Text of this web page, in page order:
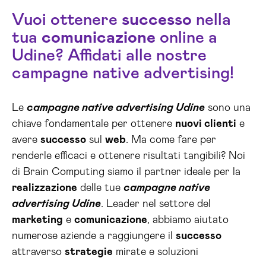
Vuoi ottenere successo nella
tua comunicazione online a
Udine? Affidati alle nostre
campagne native advertising!
Le campagne native advertising Udine sono una
chiave fondamentale per ottenere nuovi clienti e
avere successo sul web. Ma come fare per
renderle efficaci e ottenere risultati tangibili? Noi
di Brain Computing siamo il partner ideale per la
realizzazione delle tue campagne native
advertising Udine. Leader nel settore del
marketing e comunicazione, abbiamo aiutato
numerose aziende a raggiungere il successo
attraverso strategie mirate e soluzioni